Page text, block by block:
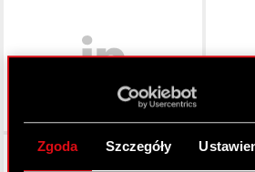
Zgoda Szczegóły